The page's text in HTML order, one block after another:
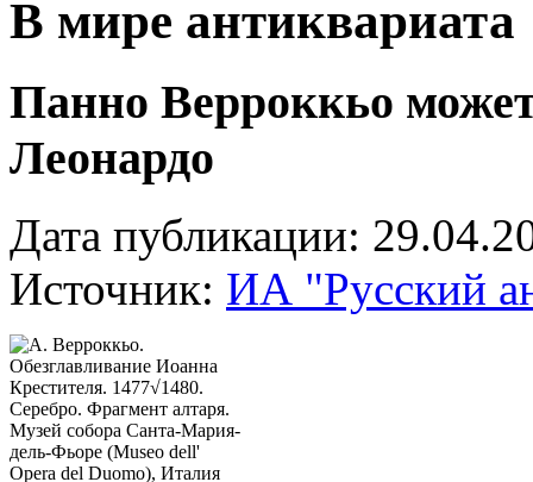
В мире антиквариата
Панно Верроккьо
Леонардо
Дата публикации:
Источник: ИА "Русский